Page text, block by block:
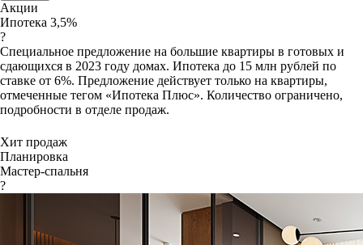
Акции
Ипотека 3,5%
?
Специальное предложение на большие квартиры в готовых и
сдающихся в 2023 году домах. Ипотека до 15 млн рублей по
ставке от 6%. Предложение действует только на квартиры,
отмеченные тегом «Ипотека Плюс». Количество ограничено,
подробности в отделе продаж.
Хит продаж
Планировка
Мастер-спальня
?